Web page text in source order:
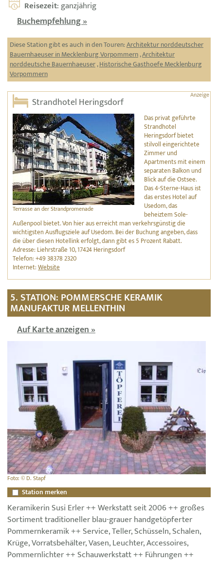
Reisezeit: ganzjährig
Buchempfehlung »
Diese Station gibt es auch in den Touren:Architektur norddeutscher
Bauernhaeuser in Mecklenburg Vorpommern,Architektur
norddeutsche Bauernhaeuser,Historische Gasthoefe Mecklenburg
Vorpommern
Strandhotel Heringsdorf
Terrasse an der Strandpromenade
Das privat geführte
Strandhotel
Heringsdorf bietet
stilvoll eingerichtete
Zimmer und
Apartments mit einem
separaten Balkon und
Blick auf die Ostsee.
Das 4-Sterne-Haus ist
das erstes Hotel auf
Usedom, das
beheiztem Sole-
Außenpool bietet. Von hier aus erreicht man verkehrsgünstig die
wichtigsten Ausflugsziele auf Usedom. Bei der Buchung angeben, dass
die über diesen Hotellink erfolgt, dann gibt es 5 Prozent Rabatt.
Adresse: Liehrstraße 10, 17424 Heringsdorf
Telefon: +49 38378 2320
Internet:Website
5. STATION: POMMERSCHE KERAMIK
MANUFAKTUR MELLENTHIN
Auf Karte anzeigen »
Foto: © D. Stapf
Station merken
Keramikerin Susi Erler ++ Werkstatt seit 2006 ++ großes
Sortiment traditioneller blau-grauer handgetöpferter
Pommernkeramik ++ Service, Teller, Schüsseln, Schalen,
Krüge, Vorratsbehälter, Vasen, Leuchter, Accessoires,
Pommernlichter ++ Schauwerkstatt ++ Führungen ++